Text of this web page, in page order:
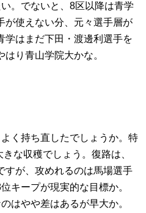
。でないと、8区以降は青学
が使えない分、元々選手層が
学はまだ下田・渡邊利選手を
り青山学院大かな。
く持ち直したでしょうか。特
な収穫でしょう。復路は、
すが、攻めれるのは馬場選手
キープが現実的な目標か。
はやや差はあるが早大か。